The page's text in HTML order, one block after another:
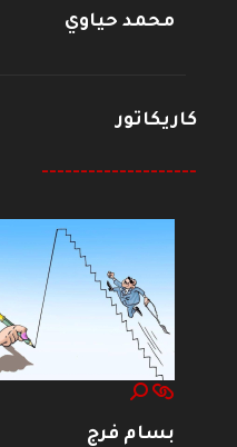
محمد حياوي
كاريكاتور
--------------------
بسام فرج